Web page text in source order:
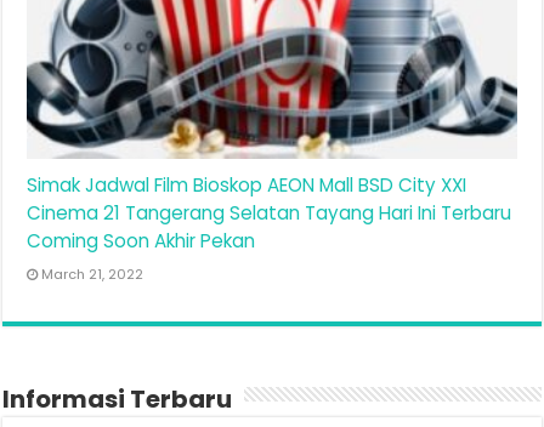
Simak Jadwal Film Bioskop AEON Mall BSD City XXI
Cinema 21 Tangerang Selatan Tayang Hari Ini Terbaru
Coming Soon Akhir Pekan
March 21, 2022
Informasi Terbaru